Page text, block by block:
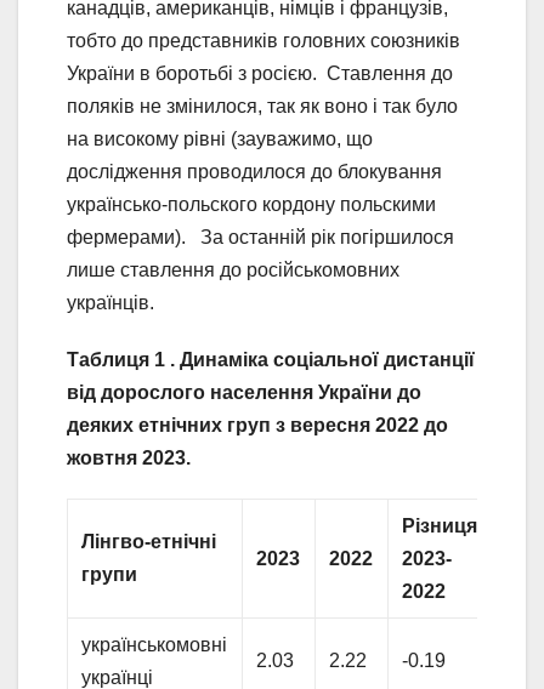
канадців, американців, німців і французів,
тобто до представників головних союзників
України в боротьбі з росією. Ставлення до
поляків не змінилося, так як воно і так було
на високому рівні (зауважимо, що
дослідження проводилося до блокування
українсько-польского кордону польскими
фермерами). За останній рік погіршилося
лише ставлення до російськомовних
українців.
Таблиця 1 . Динаміка соціальної дистанції
від дорослого населення України до
деяких етнічних груп з вересня 2022 до
жовтня 2023.
Лінгво-етнічні
групи
2023 2022
Різниця
2023-
2022
українськомовні
українці
2.03 2.22 -0.19